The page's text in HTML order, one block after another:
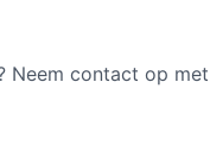
Neem contact op